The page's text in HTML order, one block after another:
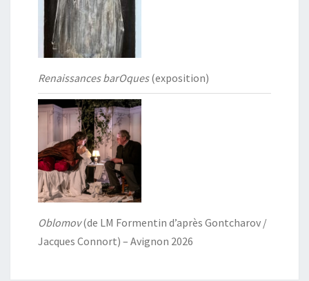
Renaissances barOques(exposition)
Oblomov(de LM Formentin d’après Gontcharov /
Jacques Connort) – Avignon 2026